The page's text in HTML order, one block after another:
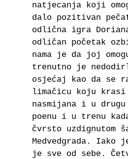
natjecanja koji
dalo pozitivan
odlična igra
odličan početak
nama je da joj
trenutno je
osjećaj kao da se
limačicu koju
nasmijana i u
poenu i u trenu
čvrsto uzdignutom
Medvedgrada.
je sve od sebe.